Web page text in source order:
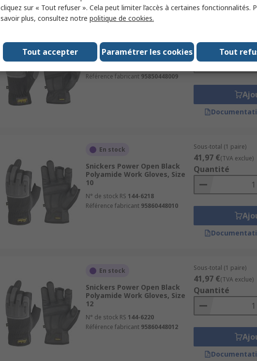
Snickers Power Core Black
Polyamide Work Gloves, Size 9
Référence fabricant 95850448009
Quantité
En stock
Snickers Power Open Black
Polyamide Work Gloves, Size
10
N° de stock RS 144-6218
Référence fabricant 95860448010
Sous-total (1 paire)
41,97 €(TVA exclue)
Quantité
En stock
Snickers Power Open Black
Polyamide Work Gloves, Size
12
N° de stock RS 144-6220
Référence fabricant 95860448012
Sous-total (1 paire)
41,97 €(TVA exclue)
Quantité
cliquez sur « Tout refuser ». Cela peut limiter l’accès à certaines fonctionnalités.
savoir plus, consultez notre politique de cookies.
Tout accepter Paramétrer les cookies Tout